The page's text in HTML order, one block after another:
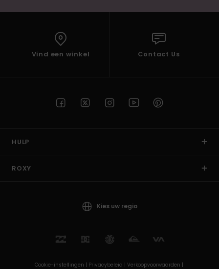
Vind een winkel Contact Us
HULP
ROXY
Kies uw regio
Cookie-instellingen | Privacybeleid | Verkoopvoorwaarden |